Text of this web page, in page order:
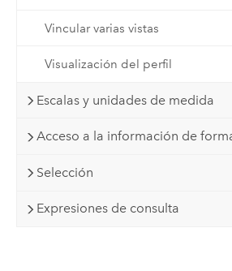
Vincular varias vistas
Visualización del perfil
Escalas y unidades de medida
Acceso a la información de
Selección
Expresiones de consulta